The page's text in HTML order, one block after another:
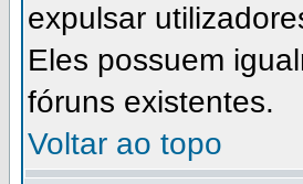
expulsar
Eles possuem
fóruns existentes.
Voltar ao topo